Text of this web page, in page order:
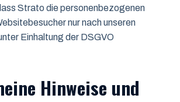
Strato die personenbezogenen
nur nach unseren
Einhaltung der DSGVO
Hinweise und